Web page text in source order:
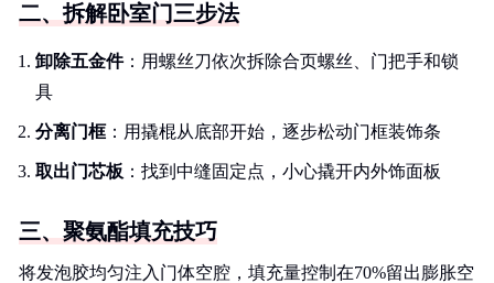
二、拆解卧室门三步法
卸除五金件：用螺丝刀依次拆除合页螺丝、门把手和锁
具
分离门框：用撬棍从底部开始，逐步松动门框装饰条
取出门芯板 ：找到中缝固定点，小心撬开内外饰面板
三、聚氨酯填充技巧
将发泡胶均匀注入门体空腔，填充量控制在70%留出膨胀空